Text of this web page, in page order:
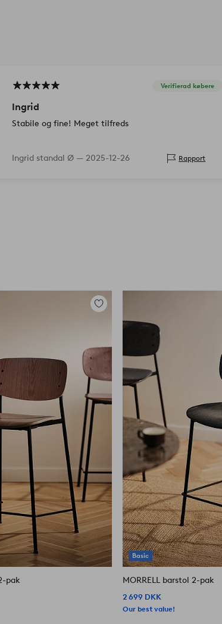
Verifierad købere
Ingrid
Stabile og fine! Meget tilfreds
Ingrid standal Ø — 2025-12-26 Rapport
Tilføj
favoritter
pak
Basic
MORRELL barstol 2-pak
2 699 DKK
Our best value!